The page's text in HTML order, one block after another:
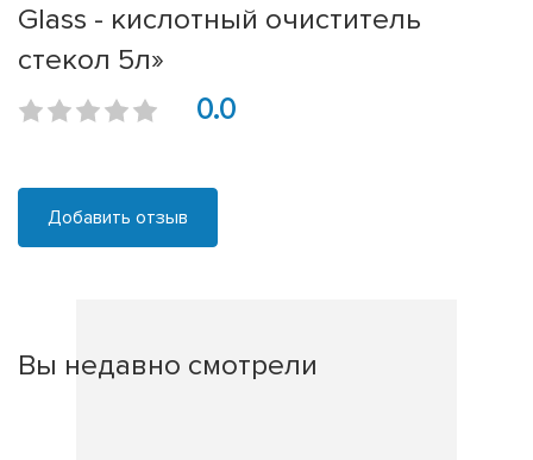
Glass - кислотный очиститель
стекол 5л»
0.0
Добавить отзыв
Вы недавно смотрели